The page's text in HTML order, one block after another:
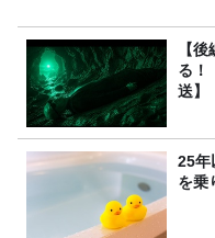
【
る！
送】
25年
を乗